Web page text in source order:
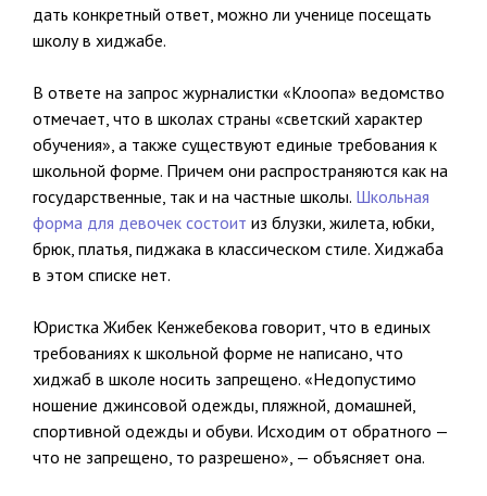
дать конкретный ответ, можно ли ученице посещать
школу в хиджабе.
В ответе на запрос журналистки «Клоопа» ведомство
отмечает, что в школах страны «светский характер
обучения», а также существуют единые требования к
школьной форме. Причем они распространяются как на
государственные, так и на частные школы. Школьная
форма для девочек состоит из блузки, жилета, юбки,
брюк, платья, пиджака в классическом стиле. Хиджаба
в этом списке нет.
Юристка Жибек Кенжебекова говорит, что в единых
требованиях к школьной форме не написано, что
хиджаб в школе носить запрещено. «Недопустимо
ношение джинсовой одежды, пляжной, домашней,
спортивной одежды и обуви. Исходим от обратного —
что не запрещено, то разрешено», — объясняет она.